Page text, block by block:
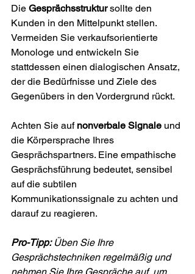
Die Gesprächsstruktur sollte den
Kunden in den Mittelpunkt stellen.
Vermeiden Sie verkaufsorientierte
Monologe und entwickeln Sie
stattdessen einen dialogischen Ansatz,
der die Bedürfnisse und Ziele des
Gegenübers in den Vordergrund rückt.
Achten Sie auf nonverbale Signale und
die Körpersprache Ihres
Gesprächspartners. Eine empathische
Gesprächsführung bedeutet, sensibel
auf die subtilen
Kommunikationssignale zu achten und
darauf zu reagieren.
Pro-Tipp: Üben Sie Ihre
Gesprächstechniken regelmäßig und